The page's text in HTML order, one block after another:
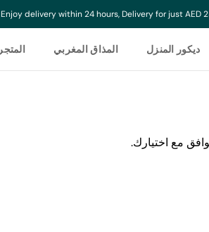
Enjoy delivery within 24 hours, Delivery for just AED
ديكور المنزل المذاق المغربي المتجر
مع اختيارك.